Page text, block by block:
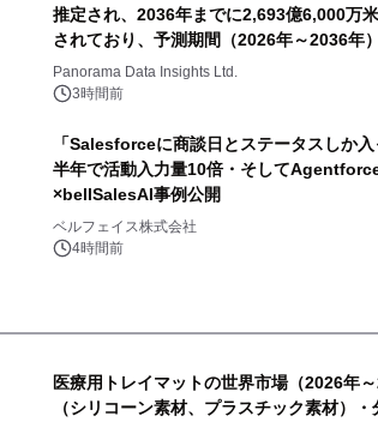
推定され、2036年までに2,693億6,000万
されており、予測期間（2026年～2036年）
Panorama Data Insights Ltd.
3時間前
「Salesforceに商談日とステータスしか入
半年で活動入力量10倍・そして
×bellSalesAI事例公開
ベルフェイス株式会社
4時間前
医療用トレイマットの世界市場（2026年
（シリコーン素材、プラスチック素材）